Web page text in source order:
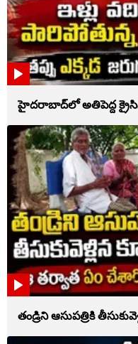
హైదరాబాద్‌లో అతిపెద్ద
తండ్రిని ఆసుపత్రికి